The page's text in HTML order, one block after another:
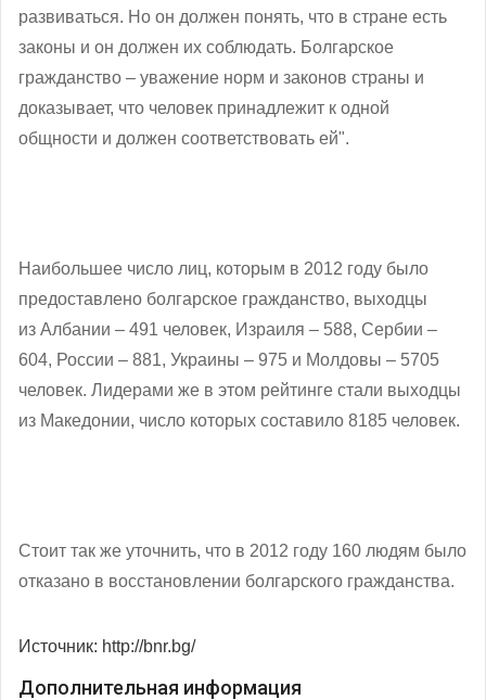
развиваться. Но он должен понять, что в стране есть
законы и он должен их соблюдать. Болгарское
гражданство – уважение норм и законов страны и
доказывает, что человек принадлежит к одной
общности и должен соответствовать ей".
Наибольшее число лиц, которым в 2012 году было
предоставлено болгарское гражданство, выходцы
из Албании – 491 человек, Израиля – 588, Сербии –
604, России – 881, Украины – 975 и Молдовы – 5705
человек. Лидерами же в этом рейтинге стали выходцы
из Македонии, число которых составило 8185 человек.
Стоит так же уточнить, что в 2012 году 160 людям было
отказано в восстановлении болгарского гражданства.
Источник: http://bnr.bg/
Дополнительная информация